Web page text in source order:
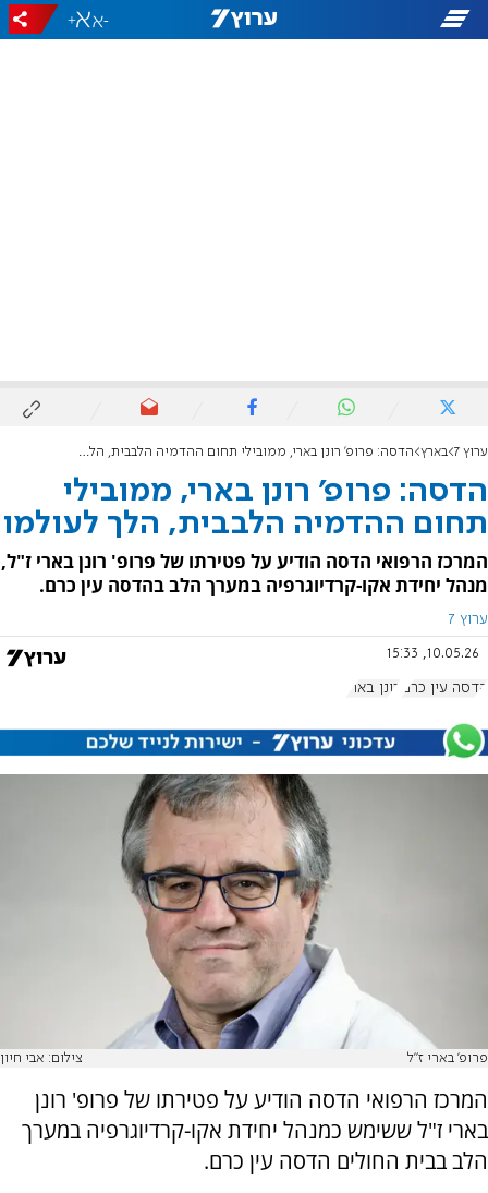
-
+
ערוץ 7 בארץ הדסה: פרופ' רונן בארי, ממובילי תחום ההדמיה הלבבית, הלך לעולמו
הדסה: פרופ' רונן בארי, ממובילי
תחום ההדמיה הלבבית, הלך לעולמו
המרכז הרפואי הדסה הודיע על פטירתו של פרופ' רונן בארי ז"ל,
מנהל יחידת אקו-קרדיוגרפיה במערך הלב בהדסה עין כרם.
ערוץ 7
10.05.26, 15:33
הדסה עין כרם רונן בארי
פרופ' בארי ז"ל צילום: אבי חיון
המרכז הרפואי הדסה הודיע על פטירתו של פרופ' רונן
בארי ז"ל ששימש כמנהל יחידת אקו-קרדיוגרפיה במערך
הלב בבית החולים הדסה עין כרם.